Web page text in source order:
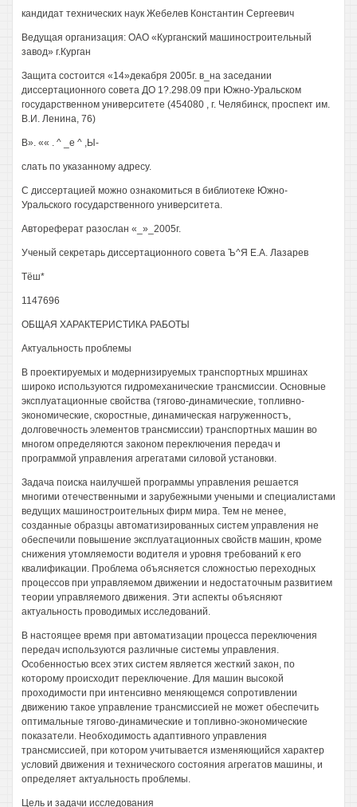
кандидат технических наук Жебелев Константин Сергеевич
Ведущая организация: ОАО «Курганский машиностроительный
завод» г.Курган
Защита состоится «14»декабря 2005г. в_на заседании
диссертационного совета ДО 1?.298.09 при Южно-Уральском
государственном университете (454080 , г. Челябинск, проспект им.
В.И. Ленина, 76)
В». «« . ^ _е ^ ,Ы-
слать по указанному адресу.
С диссертацией можно ознакомиться в библиотеке Южно-
Уральского государственного университета.
Автореферат разослан «_»_2005г.
Ученый секретарь диссертационного совета Ъ^Я Е.А. Лазарев
Тёш*
1147696
ОБЩАЯ ХАРАКТЕРИСТИКА РАБОТЫ
Актуальность проблемы
В проектируемых и модернизируемых транспортных мршинах
широко используются гидромеханические трансмиссии. Основные
эксплуатационные свойства (тягово-динамические, топливно-
экономические, скоростные, динамическая нагруженностъ,
долговечность элементов трансмиссии) транспортных машин во
многом определяются законом переключения передач и
программой управления агрегатами силовой установки.
Задача поиска наилучшей программы управления решается
многими отечественными и зарубежными учеными и специалистами
ведущих машиностроительных фирм мира. Тем не менее,
созданные образцы автоматизированных систем управления не
обеспечили повышение эксплуатационных свойств машин, кроме
снижения утомляемости водителя и уровня требований к его
квалификации. Проблема объясняется сложностью переходных
процессов при управляемом движении и недостаточным развитием
теории управляемого движения. Эти аспекты объясняют
актуальность проводимых исследований.
В настоящее время при автоматизации процесса переключения
передач используются различные системы управления.
Особенностью всех этих систем является жесткий закон, по
которому происходит переключение. Для машин высокой
проходимости при интенсивно меняющемся сопротивлении
движению такое управление трансмиссией не может обеспечить
оптимальные тягово-динамические и топливно-экономические
показатели. Необходимость адаптивного управления
трансмиссией, при котором учитывается изменяющийся характер
условий движения и технического состояния агрегатов машины, и
определяет актуальность проблемы.
Цель и задачи исследования